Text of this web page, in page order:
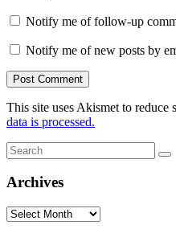
Notify me of follow-up
Notify me of new posts by
This site uses Akismet to reduce
data is processed.
Search
for:
Archives
Archives